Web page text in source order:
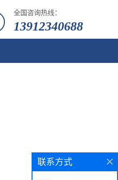
全国咨询热线：
13912340688
联系方式